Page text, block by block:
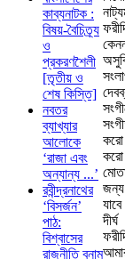
জন্য
কাব্যনাটক :
বিষয়-বৈচিত্র্য
ও
প্রকরণশৈলী
[তৃতীয় ও
শেষ কিস্তি]
নবতর
ব্যাখ্যার
আলোকে
‘রাজা এবং
অন্যান্য ...’
রবীন্দ্রনাথের
‘বিসর্জন’
পাঠ:
বিশ্বাসের
রাজনীতি বনাম